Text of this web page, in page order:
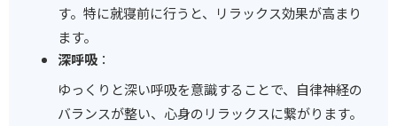
す。特に就寝前に行うと、リラックス効果が高まり
ます。
深呼吸：
ゆっくりと深い呼吸を意識することで、自律神経の
バランスが整い、心身のリラックスに繋がります。